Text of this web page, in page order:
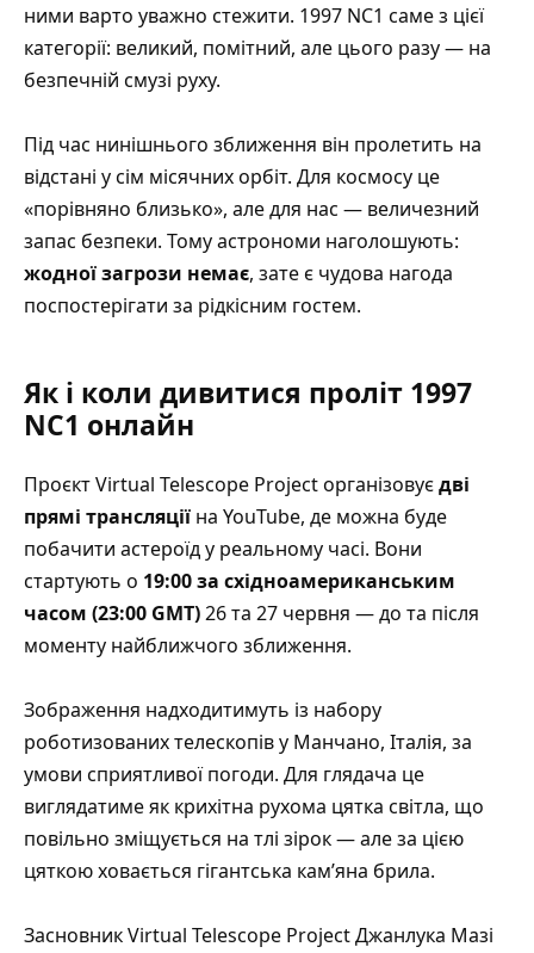
ними варто уважно стежити. 1997 NC1 саме з цієї
категорії: великий, помітний, але цього разу — на
безпечній смузі руху.
Під час нинішнього зближення він пролетить на
відстані у сім місячних орбіт. Для космосу це
«порівняно близько», але для нас — величезний
запас безпеки. Тому астрономи наголошують:
жодної загрози немає, зате є чудова нагода
поспостерігати за рідкісним гостем.
Як і коли дивитися проліт 1997
NC1 онлайн
Проєкт Virtual Telescope Project організовуєдві
прямі трансляції на YouTube, де можна буде
побачити астероїд у реальному часі. Вони
стартують о 19:00 за східноамериканським
часом (23:00 GMT)26 та 27 червня — до та після
моменту найближчого зближення.
Зображення надходитимуть із набору
роботизованих телескопів у Манчано, Італія, за
умови сприятливої погоди. Для глядача це
виглядатиме як крихітна рухома цятка світла, що
повільно зміщується на тлі зірок — але за цією
цяткою ховається гігантська камʼяна брила.
Засновник Virtual Telescope Project Джанлука Мазі